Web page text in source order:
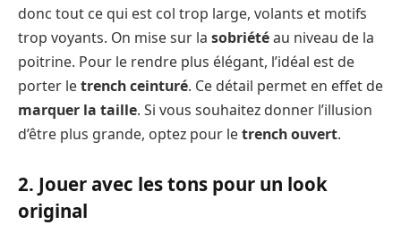
donc tout ce qui est col trop large, volants et motifs
trop voyants. On mise sur la sobriétéau niveau de la
poitrine. Pour le rendre plus élégant, l’idéal est de
porter letrench ceinturé. Ce détail permet en effet de
marquer la taille. Si vous souhaitez donner l’illusion
d’être plus grande, optez pour letrench ouvert.
2. Jouer avec les tons pour un look
original